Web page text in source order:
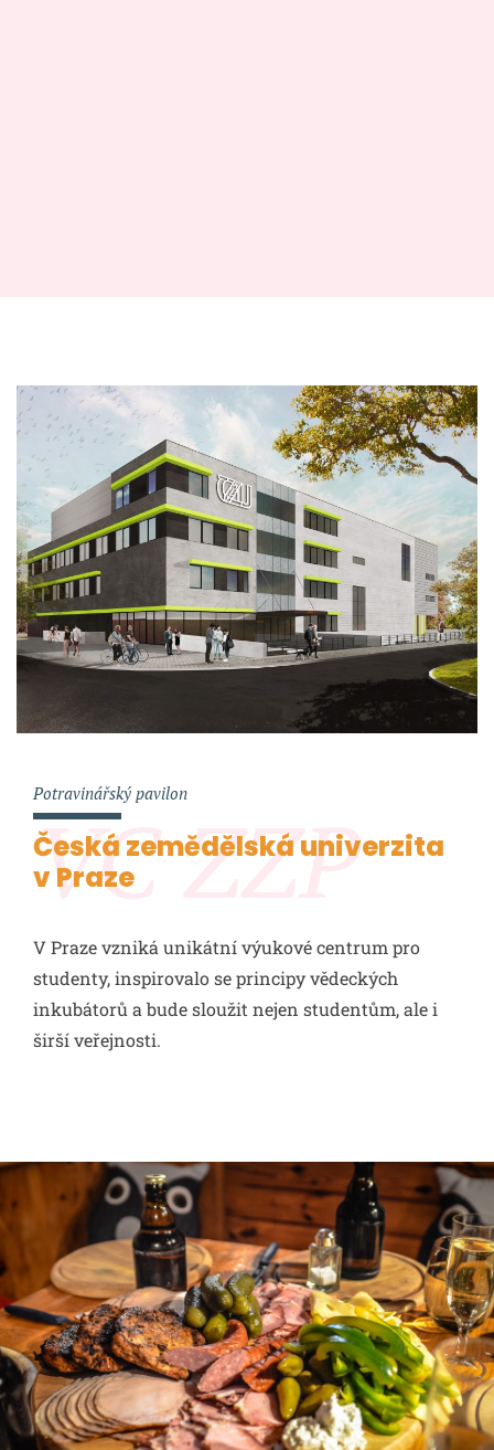
VC ZZP
Potravinářský pavilon
Česká zemědělská univerzita
v Praze
V Praze vzniká unikátní výukové centrum pro
studenty, inspirovalo se principy vědeckých
inkubátorů a bude sloužit nejen studentům, ale i
širší veřejnosti.